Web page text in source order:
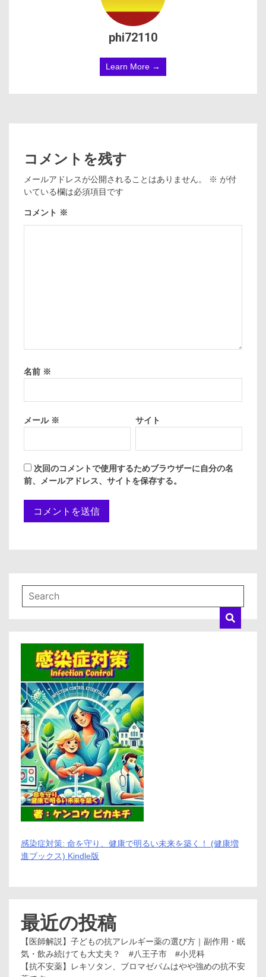
phi72110
Learn More →
コメントを残す
メールアドレスが公開されることはありません。 ※ が付
いている欄は必須項目です
コメント ※
名前 ※
メール ※ サイト
次回のコメントで使用するためブラウザーに自分の名
前、メールアドレス、サイトを保存する。
感染症対策: 命を守り、健康で明るい未来を築く！ (健康増
進ブックス) Kindle版
最近の投稿
【医師解説】子どもの抗アレルギー薬の選び方｜副作用・眠
気・飲み続けても大丈夫？ #八王子市 #小児科
【抗不安薬】レキソタン、ブロマゼパムはやや強めの抗不安